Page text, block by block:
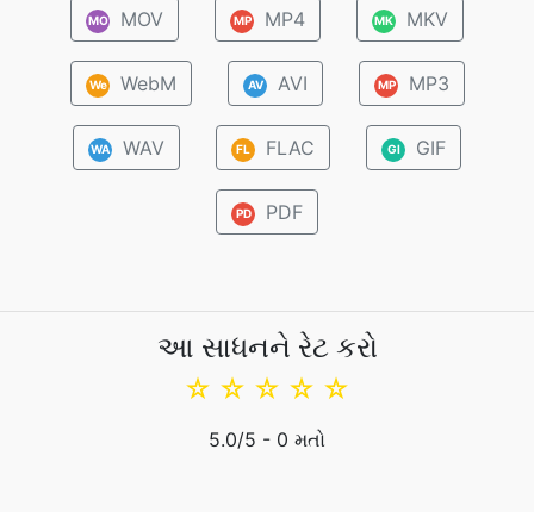
MO MOV MP MP4 MK MKV
We WebM AV AVI MP MP3
WA WAV FL FLAC GI GIF
PD PDF
આ સાધનને રેટ કરો
☆
☆
☆
☆
☆
5.0/5 - 0 મતો